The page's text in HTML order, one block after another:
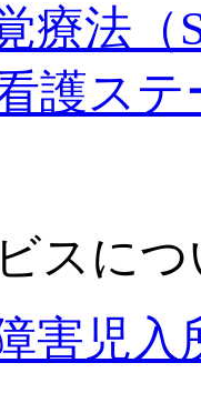
療法（
護ス
スに
害児入